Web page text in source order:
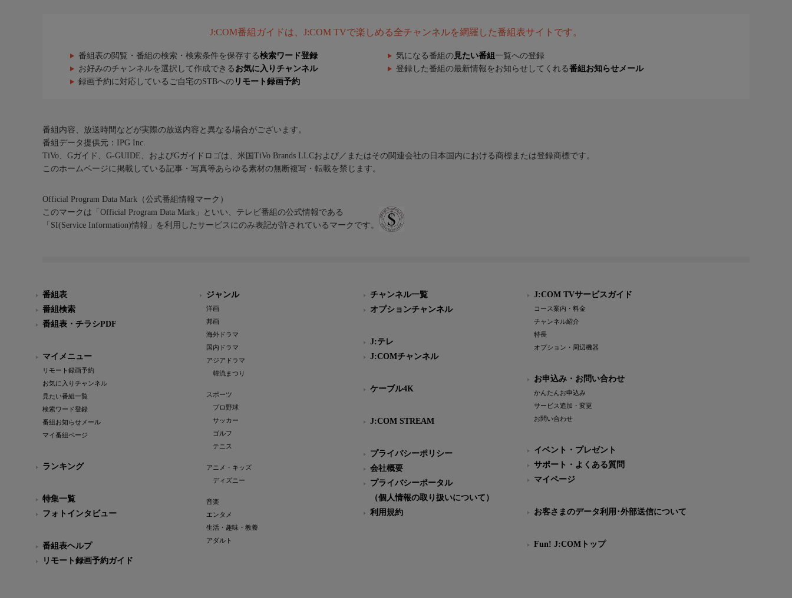
J:COM番組ガイドは、J:COM TVで楽しめる全チャンネルを網羅した番組表サイトです。
番組表の閲覧・番組の検索・検索条件を保存する検索ワード登録 気になる番組の 見たい番組 一覧への登録
お好みのチャンネルを選択して作成できる お気に入りチャンネル 登録した番組の最新情報をお知らせしてくれる番組お知らせメール
録画予約に対応しているご自宅のSTBへの リモート録画予約
番組内容、放送時間などが実際の放送内容と異なる場合がございます。
番組データ提供元：IPG Inc.
TiVo、Gガイド、G-GUIDE、およびGガイドロゴは、米国TiVo Brands LLCおよび／またはその関連会社の日本国内における商標または登録商標です。
このホームページに掲載している記事・写真等あらゆる素材の無断複写・転載を禁じます。
Official Program Data Mark（公式番組情報マーク）
このマークは「Official Program Data Mark」といい、テレビ番組の公式情報である
「SI(Service Information)情報」を利用したサービスにのみ表記が許されているマークです。
番組表
番組検索
番組表・チラシPDF
マイメニュー
リモート録画予約
お気に入りチャンネル
見たい番組一覧
検索ワード登録
番組お知らせメール
マイ番組ページ
ランキング
特集一覧
フォトインタビュー
番組表ヘルプ
リモート録画予約ガイド
ジャンル
洋画
邦画
海外ドラマ
国内ドラマ
アジアドラマ
韓流まつり
スポーツ
プロ野球
サッカー
ゴルフ
テニス
アニメ・キッズ
ディズニー
音楽
エンタメ
生活・趣味・教養
アダルト
チャンネル一覧
オプションチャンネル
J:テレ
J:COMチャンネル
ケーブル4K
J:COM STREAM
プライバシーポリシー
会社概要
プライバシーポータル
（個人情報の取り扱いについて）
利用規約
J:COM TVサービスガイド
コース案内・料金
チャンネル紹介
特長
オプション・周辺機器
お申込み・お問い合わせ
かんたんお申込み
サービス追加・変更
お問い合わせ
イベント・プレゼント
サポート・よくある質問
マイページ
お客さまのデータ利用･外部送信について
Fun! J:COMトップ